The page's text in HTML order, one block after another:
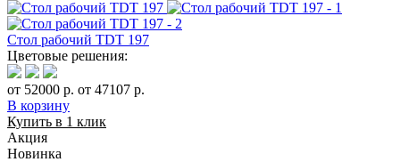
Стол рабочий TDT 197
Цветовые решения:
от 52000 р. от 47107 р.
В корзину
Купить в 1 клик
Акция
Новинка